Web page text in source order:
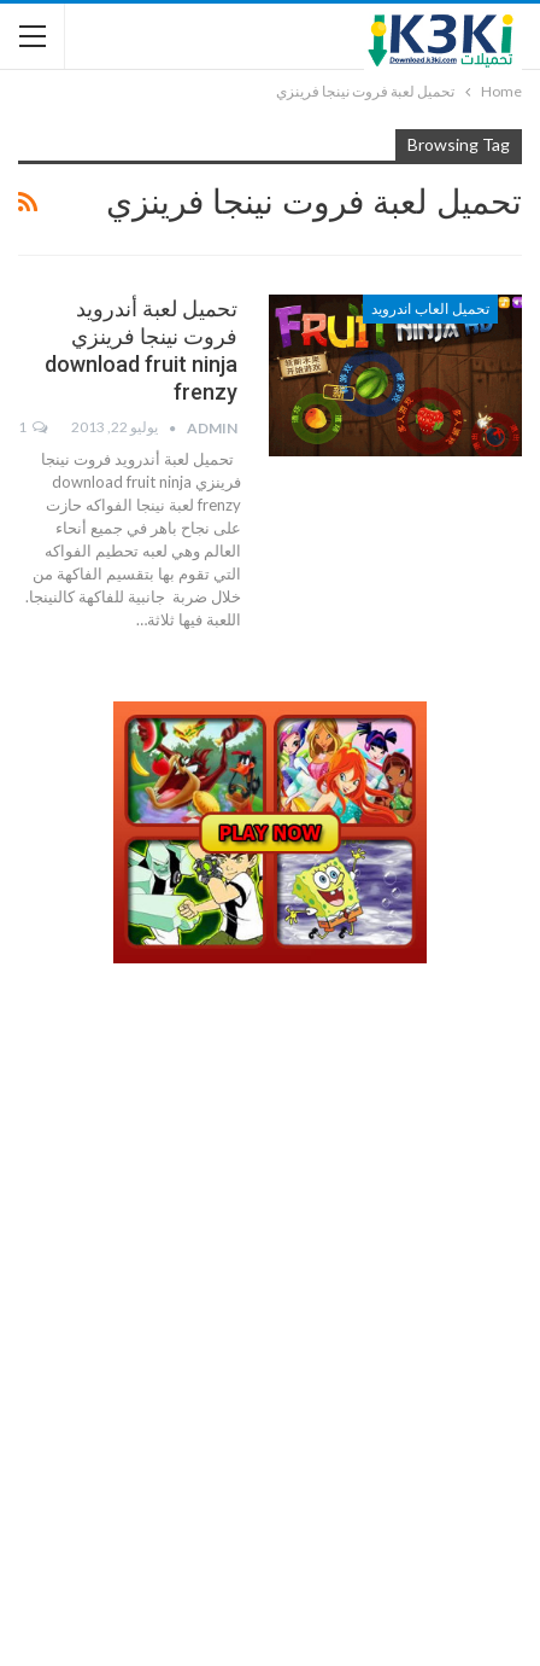
Home تحميل لعبة فروت نينجا فرينزي
Browsing Tag
تحميل لعبة فروت نينجا فرينزي
تحميل العاب اندرويد
تحميل لعبة أندرويد
فروت نينجا فرينزي
download fruit ninja
frenzy
ADMIN يوليو 22, 2013
تحميل لعبة أندرويد فروت نينجا
فرينزي download fruit ninja
frenzy لعبة نينجا الفواكه حازت
على نجاح باهر في جميع أنحاء
العالم وهي لعبه تحطيم الفواكه
التي تقوم بها بتقسيم الفاكهة من
خلال ضربة جانبية للفاكهة كالنينجا.
اللعبة فيها ثلاثة…